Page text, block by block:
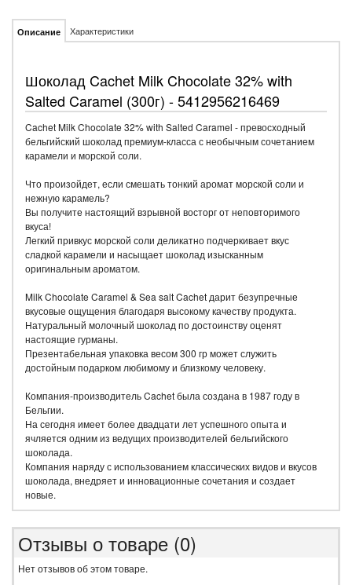
Описание Характеристики
Шоколад Cachet Milk Chocolate 32% with
Salted Caramel (300г) - 5412956216469
Cachet Milk Chocolate 32% with Salted Caramel - превосходный
бельгийский шоколад премиум-класса с необычным сочетанием
карамели и морской соли.
Что произойдет, если смешать тонкий аромат морской соли и
нежную карамель?
Вы получите настоящий взрывной восторг от неповторимого
вкуса!
Легкий привкус морской соли деликатно подчеркивает вкус
сладкой карамели и насыщает шоколад изысканным
оригинальным ароматом.
Milk Chocolate Caramel & Sea salt Cachet дарит безупречные
вкусовые ощущения благодаря высокому качеству продукта.
Натуральный молочный шоколад по достоинству оценят
настоящие гурманы.
Презентабельная упаковка весом 300 гр может служить
достойным подарком любимому и близкому человеку.
Компания-производитель Cachet была создана в 1987 году в
Бельгии.
На сегодня имеет более двадцати лет успешного опыта и
ячляется одним из ведущих производителей бельгийского
шоколада.
Компания наряду с использованием классических видов и вкусов
шоколада, внедряет и инновационные сочетания и создает
новые.
Отзывы о товаре (0)
Нет отзывов об этом товаре.